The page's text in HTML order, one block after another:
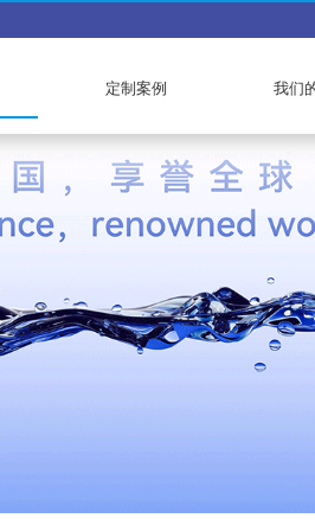
定制案例 我们